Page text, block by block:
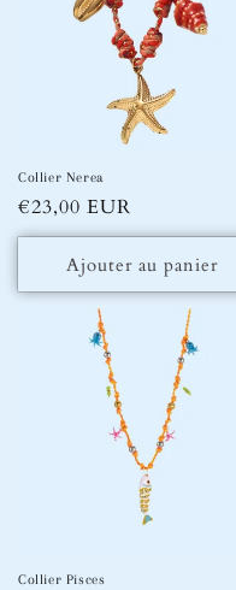
n
:
Collier Nerea
Prix
habituel
€23,00 EUR
Ajouter au panier
Collier Pisces